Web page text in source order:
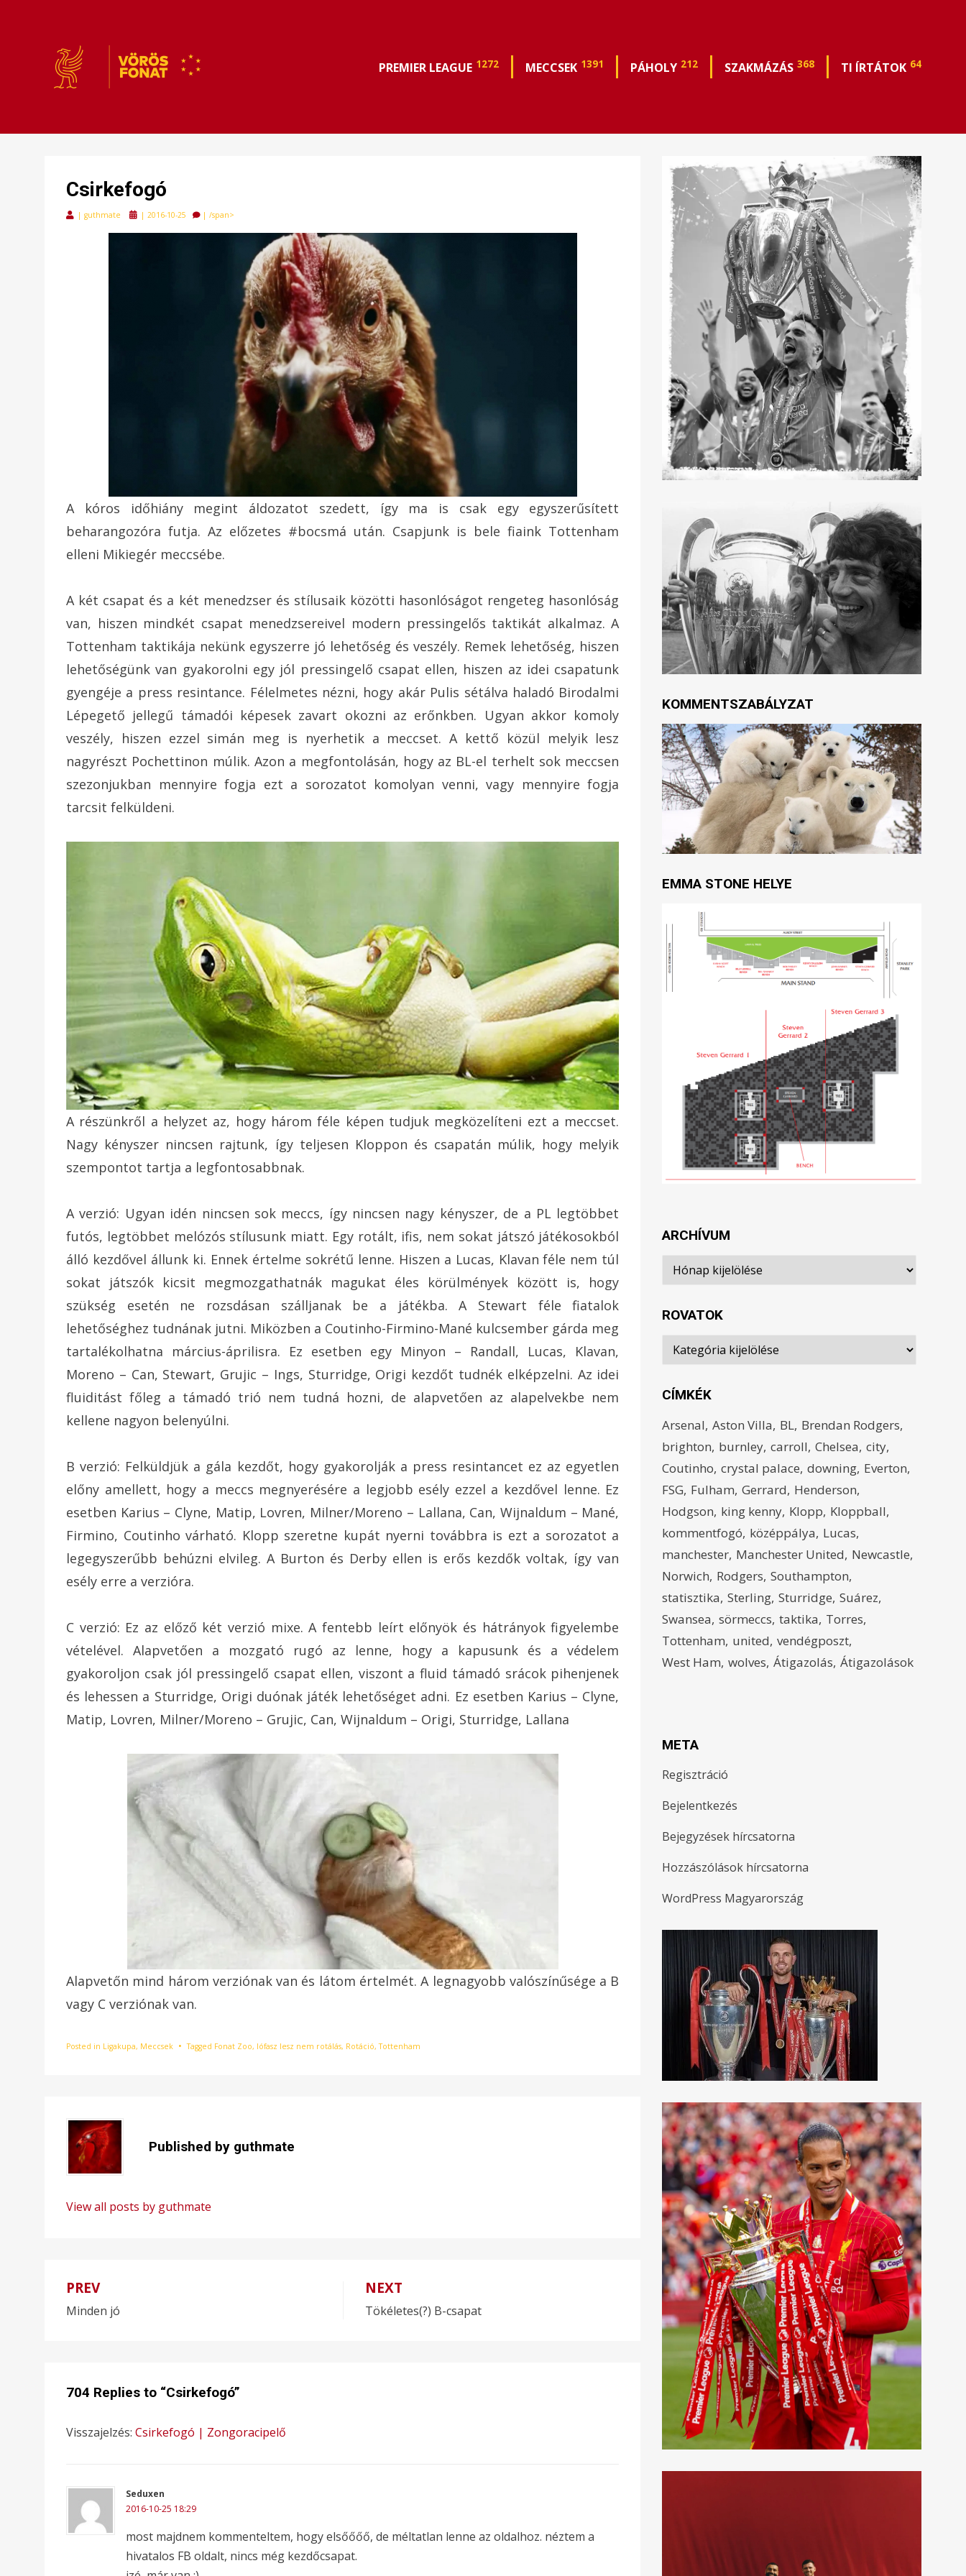
PREMIER LEAGUE 1272 MECCSEK 1391 PÁHOLY 212 SZAKMÁZÁS 368 TI ÍRTÁTOK 64
Csirkefogó
| guthmate
Posted
| 2016-10-25 | /span>
A kóros időhiány megint áldozatot szedett, így ma is csak egy egyszerűsített
beharangozóra futja. Az előzetes #bocsmá után. Csapjunk is bele fiaink Tottenham
elleni Mikiegér meccsébe.
A két csapat és a két menedzser és stílusaik közötti hasonlóságot rengeteg hasonlóság
van, hiszen mindkét csapat menedzsereivel modern pressingelős taktikát alkalmaz. A
Tottenham taktikája nekünk egyszerre jó lehetőség és veszély. Remek lehetőség, hiszen
lehetőségünk van gyakorolni egy jól pressingelő csapat ellen, hiszen az idei csapatunk
gyengéje a press resintance. Félelmetes nézni, hogy akár Pulis sétálva haladó Birodalmi
Lépegető jellegű támadói képesek zavart okozni az erőnkben. Ugyan akkor komoly
veszély, hiszen ezzel simán meg is nyerhetik a meccset. A kettő közül melyik lesz
nagyrészt Pochettinon múlik. Azon a megfontolásán, hogy az BL-el terhelt sok meccsen
szezonjukban mennyire fogja ezt a sorozatot komolyan venni, vagy mennyire fogja
tarcsit felküldeni.
A részünkről a helyzet az, hogy három féle képen tudjuk megközelíteni ezt a meccset.
Nagy kényszer nincsen rajtunk, így teljesen Kloppon és csapatán múlik, hogy melyik
szempontot tartja a legfontosabbnak.
A verzió: Ugyan idén nincsen sok meccs, így nincsen nagy kényszer, de a PL legtöbbet
futós, legtöbbet melózós stílusunk miatt. Egy rotált, ifis, nem sokat játszó játékosokból
álló kezdővel állunk ki. Ennek értelme sokrétű lenne. Hiszen a Lucas, Klavan féle nem túl
sokat játszók kicsit megmozgathatnák magukat éles körülmények között is, hogy
szükség esetén ne rozsdásan szálljanak be a játékba. A Stewart féle fiatalok
lehetőséghez tudnának jutni. Miközben a Coutinho-Firmino-Mané kulcsember gárda meg
tartalékolhatna március-áprilisra. Ez esetben egy Minyon – Randall, Lucas, Klavan,
Moreno – Can, Stewart, Grujic – Ings, Sturridge, Origi kezdőt tudnék elképzelni. Az idei
fluiditást főleg a támadó trió nem tudná hozni, de alapvetően az alapelvekbe nem
kellene nagyon belenyúlni.
B verzió: Felküldjük a gála kezdőt, hogy gyakorolják a press resintancet ez az egyetlen
előny amellett, hogy a meccs megnyerésére a legjobb esély ezzel a kezdővel lenne. Ez
esetben Karius – Clyne, Matip, Lovren, Milner/Moreno – Lallana, Can, Wijnaldum – Mané,
Firmino, Coutinho várható. Klopp szeretne kupát nyerni továbbra is ezt a sorozatot a
legegyszerűbb behúzni elvileg. A Burton és Derby ellen is erős kezdők voltak, így van
esély erre a verzióra.
C verzió: Ez az előző két verzió mixe. A fentebb leírt előnyök és hátrányok figyelembe
vételével. Alapvetően a mozgató rugó az lenne, hogy a kapusunk és a védelem
gyakoroljon csak jól pressingelő csapat ellen, viszont a fluid támadó srácok pihenjenek
és lehessen a Sturridge, Origi duónak játék lehetőséget adni. Ez esetben Karius – Clyne,
Matip, Lovren, Milner/Moreno – Grujic, Can, Wijnaldum – Origi, Sturridge, Lallana
Alapvetőn mind három verziónak van és látom értelmét. A legnagyobb valószínűsége a B
vagy C verziónak van.
Posted in Ligakupa, Meccsek Tagged Fonat Zoo, lófasz lesz nem rotálás, Rotáció,Tottenham
Published by guthmate
View all posts by guthmate
Bejegyzés
navigáció
PREV
Minden jó
NEXT
Tökéletes(?) B-csapat
704 Replies to “Csirkefogó”
Visszajelzés: Csirkefogó | Zongoracipelő
Seduxen
2016-10-25 18:29
most majdnem kommenteltem, hogy elsőőőő, de méltatlan lenne az oldalhoz. néztem a
hivatalos FB oldalt, nincs még kezdőcsapat.
KOMMENTSZABÁLYZAT
EMMA STONE HELYE
ARCHÍVUM
Archívum
ROVATOK
Rovatok
CÍMKÉK
Arsenal Aston Villa BL Brendan Rodgers
brighton burnley carroll Chelsea city
Coutinho crystal palace downing Everton
FSG Fulham Gerrard Henderson
Hodgson king kenny Klopp Kloppball
kommentfogó középpálya Lucas
manchester Manchester United Newcastle
Norwich Rodgers Southampton
statisztika Sterling Sturridge Suárez
Swansea sörmeccs taktika Torres
Tottenham united vendégposzt
West Ham wolves Átigazolás Átigazolások
META
Regisztráció
Bejelentkezés
Bejegyzések hírcsatorna
Hozzászólások hírcsatorna
WordPress Magyarország